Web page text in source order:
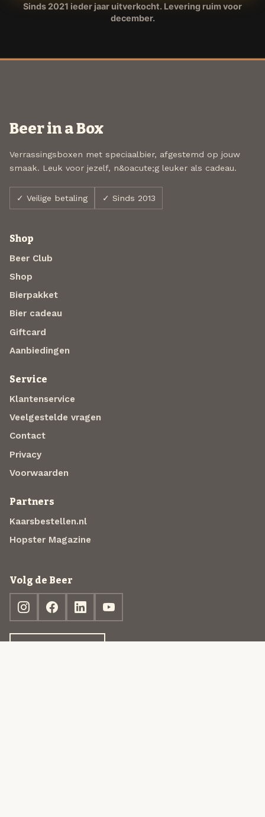
Sinds 2021 ieder jaar uitverkocht. Levering ruim voor
december.
Beer in a Box
Verrassingsboxen met speciaalbier, afgestemd op jouw
smaak. Leuk voor jezelf, n&oacute;g leuker als cadeau.
✓ Veilige betaling ✓ Sinds 2013
Shop
Beer Club
Shop
Bierpakket
Bier cadeau
Giftcard
Aanbiedingen
Service
Klantenservice
Veelgestelde vragen
Contact
Privacy
Voorwaarden
Partners
Kaarsbestellen.nl
Hopster Magazine
Volg de Beer